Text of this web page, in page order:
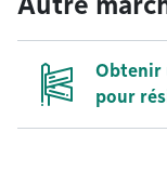
Obtenir
pour